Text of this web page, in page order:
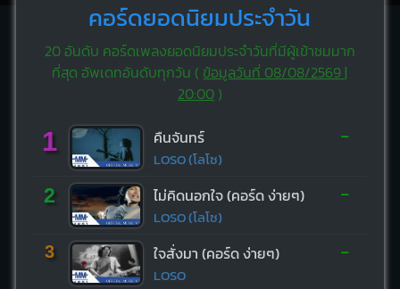
คอร์ดยอดนิยมประจำวัน
20 อันดับ คอร์ดเพลงยอดนิยมประจำวันที่มีผู้เข้าชมมาก
ที่สุด อัพเดทอันดับทุกวัน ( ข้อมูลวันที่ 08/08/2569 |
20:00)
1 คืนจันทร์
LOSO (โลโซ)
-
2 ไม่คิดนอกใจ (คอร์ด ง่ายๆ)
LOSO (โลโซ)
-
3 ใจสั่งมา (คอร์ด ง่ายๆ)
LOSO
-